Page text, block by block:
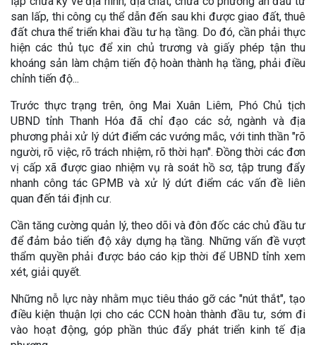
san lấp, thi công cụ thể dẫn đến sau khi được giao đất, thuê
đất chưa thể triển khai đầu tư hạ tầng. Do đó, cần phải thực
hiện các thủ tục để xin chủ trương và giấy phép tận thu
khoáng sản làm chậm tiến độ hoàn thành hạ tầng, phải điều
chỉnh tiến độ...
Trước thực trạng trên, ông Mai Xuân Liêm, Phó Chủ tịch
UBND tỉnh Thanh Hóa đã chỉ đạo các sở, ngành và địa
phương phải xử lý dứt điểm các vướng mắc, với tinh thần "rõ
người, rõ việc, rõ trách nhiệm, rõ thời hạn". Đồng thời các đơn
vị cấp xã được giao nhiệm vụ rà soát hồ sơ, tập trung đẩy
nhanh công tác GPMB và xử lý dứt điểm các vấn đề liên
quan đến tái định cư.
Cần tăng cường quản lý, theo dõi và đôn đốc các chủ đầu tư
để đảm bảo tiến độ xây dựng hạ tầng. Những vấn đề vượt
thẩm quyền phải được báo cáo kịp thời để UBND tỉnh xem
xét, giải quyết.
Những nỗ lực này nhằm mục tiêu tháo gỡ các "nút thắt", tạo
điều kiện thuận lợi cho các CCN hoàn thành đầu tư, sớm đi
vào hoạt động, góp phần thúc đẩy phát triển kinh tế địa